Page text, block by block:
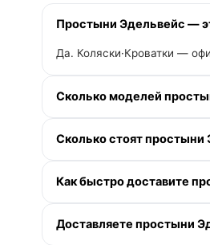
Простыни Эдельвейс —
Да. Коляски·Кроватки —
Сколько моделей
Сколько стоят простыни
Как быстро доставите
пределах МКАД. По Санкт-
Доставляете простыни